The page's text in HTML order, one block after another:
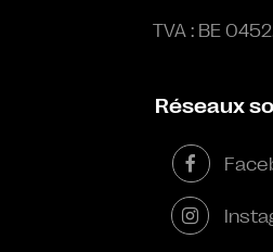
TVA : BE
Réseaux